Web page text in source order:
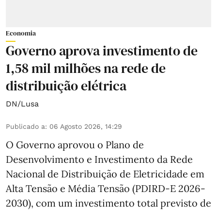
Economia
Governo aprova investimento de
1,58 mil milhões na rede de
distribuição elétrica
DN/Lusa
Publicado a: 06 Agosto 2026, 14:29
O Governo aprovou o Plano de
Desenvolvimento e Investimento da Rede
Nacional de Distribuição de Eletricidade em
Alta Tensão e Média Tensão (PDIRD-E 2026-
2030), com um investimento total previsto de